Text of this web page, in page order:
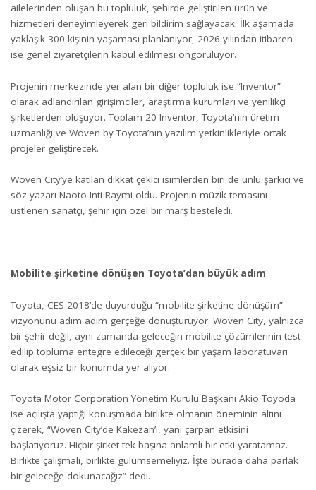
ailelerinden oluşan bu topluluk, şehirde geliştirilen ürün ve
hizmetleri deneyimleyerek geri bildirim sağlayacak. İlk aşamada
yaklaşık 300 kişinin yaşaması planlanıyor, 2026 yılından itibaren
ise genel ziyaretçilerin kabul edilmesi öngörülüyor.
Projenin merkezinde yer alan bir diğer topluluk ise “Inventor”
olarak adlandırılan girişimciler, araştırma kurumları ve yenilikçi
şirketlerden oluşuyor. Toplam 20 Inventor, Toyota’nın üretim
uzmanlığı ve Woven by Toyota’nın yazılım yetkinlikleriyle ortak
projeler geliştirecek.
Woven City’ye katılan dikkat çekici isimlerden biri de ünlü şarkıcı ve
söz yazarı Naoto Inti Raymi oldu. Projenin müzik temasını
üstlenen sanatçı, şehir için özel bir marş besteledi.
Mobilite şirketine dönüşen Toyota’dan büyük adım
Toyota, CES 2018’de duyurduğu “mobilite şirketine dönüşüm”
vizyonunu adım adım gerçeğe dönüştürüyor. Woven City, yalnızca
bir şehir değil, aynı zamanda geleceğin mobilite çözümlerinin test
edilip topluma entegre edileceği gerçek bir yaşam laboratuvarı
olarak eşsiz bir konumda yer alıyor.
Toyota Motor Corporation Yönetim Kurulu Başkanı Akio Toyoda
ise açılışta yaptığı konuşmada birlikte olmanın öneminin altını
çizerek, “Woven City’de Kakezan’ı, yani çarpan etkisini
başlatıyoruz. Hiçbir şirket tek başına anlamlı bir etki yaratamaz.
Birlikte çalışmalı, birlikte gülümsemeliyiz. İşte burada daha parlak
bir geleceğe dokunacağız” dedi.